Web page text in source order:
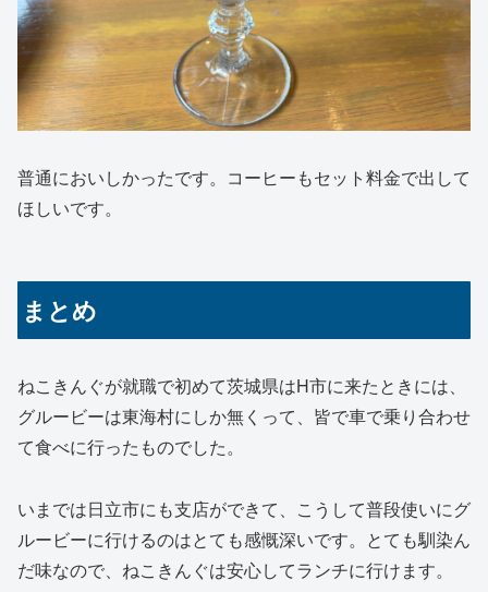
普通においしかったです。コーヒーもセット料金で出して
ほしいです。
まとめ
ねこきんぐが就職で初めて茨城県はH市に来たときには、
グルービーは東海村にしか無くって、皆で車で乗り合わせ
て食べに行ったものでした。
いまでは日立市にも支店ができて、こうして普段使いにグ
ルービーに行けるのはとても感慨深いです。とても馴染ん
だ味なので、ねこきんぐは安心してランチに行けます。